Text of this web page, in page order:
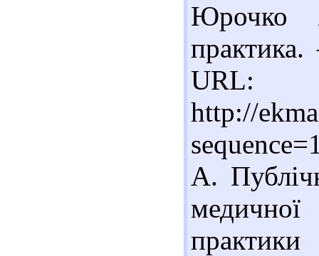
Юрочко
URL:
http://
А.